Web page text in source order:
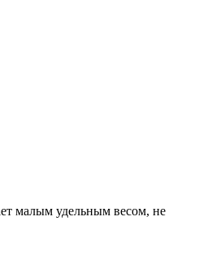
малым удельным весом, не